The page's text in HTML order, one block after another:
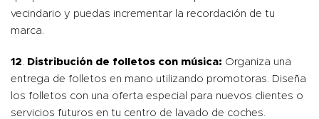
vecindario y puedas incrementar la recordación de tu
marca.
12 Distribución de folletos con música: Organiza una
entrega de folletos en mano utilizando promotoras. Diseña
los folletos con una oferta especial para nuevos clientes o
servicios futuros en tu centro de lavado de coches.